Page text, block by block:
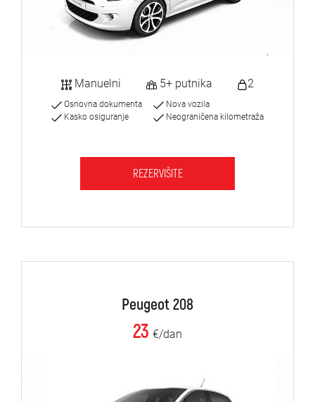
Manuelni 5+ putnika 2
Osnovna dokumenta
Kasko osiguranje
Nova vozila
Neograničena kilometraža
REZERVIŠITE
Peugeot 208
23 €/dan